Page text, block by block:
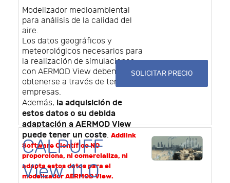
Modelizador medioambiental
para análisis de la calidad del
aire.
Los datos geográficos y
meteorológicos necesarios para
la realización de simulaciones
con AERMOD View deben
obtenerse a través de terceras
empresas.
Además, la adquisición de
estos datos o su debida
adaptación a AERMOD View
puede tener un coste. Addlink
Software Científico NO
proporciona, ni comercializa, ni
adapta estos datos para el
modelizador AERMOD View.
SOLICITAR PRECIO
CALPUFF
View 11.0